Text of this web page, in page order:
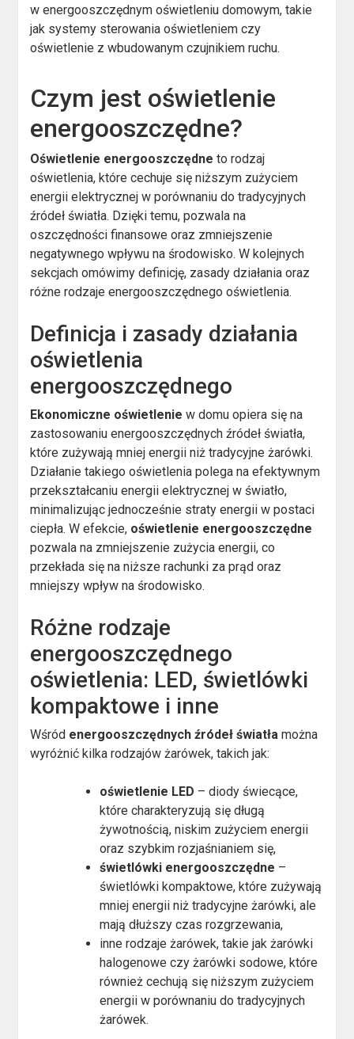
w energooszczędnym oświetleniu domowym, takie
jak systemy sterowania oświetleniem czy
oświetlenie z wbudowanym czujnikiem ruchu.
Czym jest oświetlenie
energooszczędne?
Oświetlenie energooszczędne to rodzaj
oświetlenia, które cechuje się niższym zużyciem
energii elektrycznej w porównaniu do tradycyjnych
źródeł światła. Dzięki temu, pozwala na
oszczędności finansowe oraz zmniejszenie
negatywnego wpływu na środowisko. W kolejnych
sekcjach omówimy definicję, zasady działania oraz
różne rodzaje energooszczędnego oświetlenia.
Definicja i zasady działania
oświetlenia
energooszczędnego
Ekonomiczne oświetlenie w domu opiera się na
zastosowaniu energooszczędnych źródeł światła,
które zużywają mniej energii niż tradycyjne żarówki.
Działanie takiego oświetlenia polega na efektywnym
przekształcaniu energii elektrycznej w światło,
minimalizując jednocześnie straty energii w postaci
ciepła. W efekcie, oświetlenie energooszczędne
pozwala na zmniejszenie zużycia energii, co
przekłada się na niższe rachunki za prąd oraz
mniejszy wpływ na środowisko.
Różne rodzaje
energooszczędnego
oświetlenia: LED, świetlówki
kompaktowe i inne
Wśród energooszczędnych źródeł światła można
wyróżnić kilka rodzajów żarówek, takich jak:
oświetlenie LED – diody świecące,
które charakteryzują się długą
żywotnością, niskim zużyciem energii
oraz szybkim rozjaśnianiem się,
świetlówki energooszczędne –
świetlówki kompaktowe, które zużywają
mniej energii niż tradycyjne żarówki, ale
mają dłuższy czas rozgrzewania,
inne rodzaje żarówek, takie jak żarówki
halogenowe czy żarówki sodowe, które
również cechują się niższym zużyciem
energii w porównaniu do tradycyjnych
żarówek.